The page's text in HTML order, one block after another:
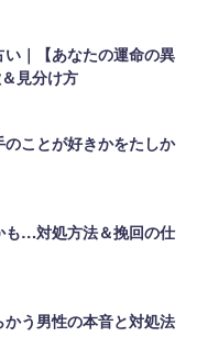
｜【あなたの運命の異
見分け方
ことが好きかをたしか
も…対処方法＆挽回の仕
かう男性の本音と対処法